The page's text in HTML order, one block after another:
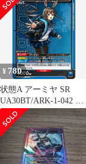
¥ 780
状態A アーミヤ SR
UA30BT/ARK-1-042 ユ
ニオンアリーナ UNION
ARENA ユニアリ